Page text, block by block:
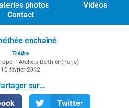
photos
Vidéos
Contact
enchaîné
Théâtre
– Ateliers Berthier (Paris)
10 février 2012
sur…
Twitter